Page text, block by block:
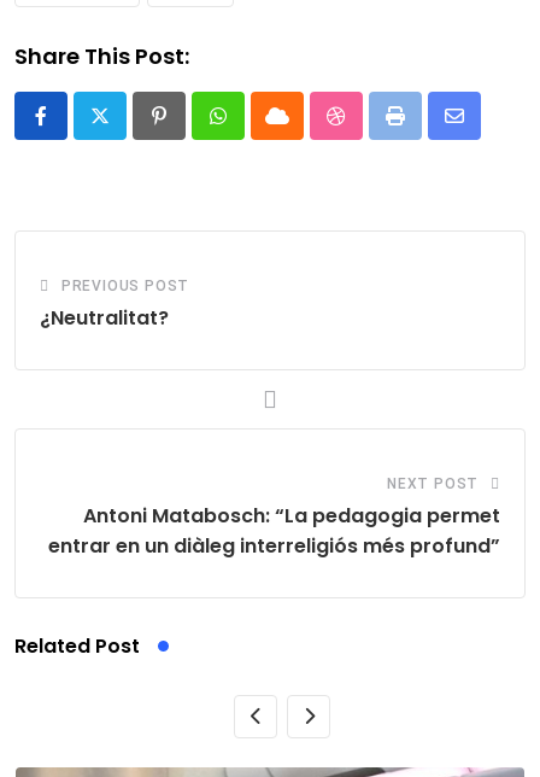
Share This Post:
PinterestWhatsappCloud StumbleUpon
Print
Share
PREVIOUS POST
¿Neutralitat?
NEXT POST
Antoni Matabosch: “La pedagogia permet
entrar en un diàleg interreligiós més profund”
Related Post